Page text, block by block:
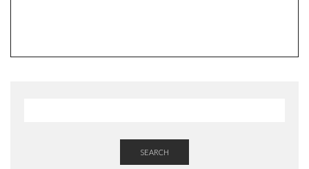
SEARCH